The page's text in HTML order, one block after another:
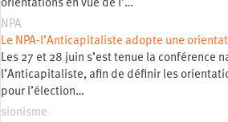
orientations en vue de l’…
NPA
Le NPA-l’Anticapitaliste adopte une
Les 27 et 28 juin s’est tenue la conférence
l’Anticapitaliste, afin de définir les
pour l’élection…
sionisme